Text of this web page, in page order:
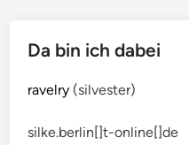
Da bin ich dabei
ravelry (silvester)
silke.berlin[]t-online[]de